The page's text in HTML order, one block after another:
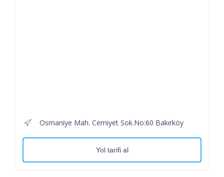
Osmaniye Mah. Cemiyet Sok.No:60 Bakırköy
Yol tarifi al